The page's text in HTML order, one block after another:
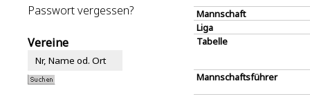
Passwort vergessen?
Vereine
Mannschaft
Liga
Tabelle
Mannschaftsführer